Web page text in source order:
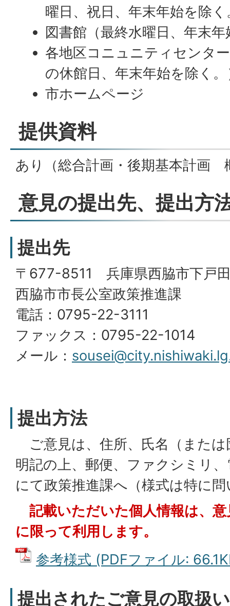
曜日、祝日、年末年始を除く
図書館（最終水曜日、年末
各地区コニュニティセンタ
の休館日、年末年始を除く
市ホームページ
提供資料
あり（総合計画・後期基本計画
意見の提出先、提出方
提出先
〒677-8511 兵庫県西脇市下戸
西脇市市長公室政策推進課
電話：0795-22-3111
ファックス：0795-22-1014
メール：
提出方法
ご意見は、住所、氏名（または
明記の上、郵便、ファクシミリ
にて政策推進課へ（様式は特に
記載いただいた個人情報は、
に限って利用します。
参考様式 (PDFファイル:
提出されたご意見の取扱い